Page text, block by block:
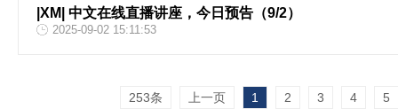
|XM| 中文在线直播讲座，今日预告（9/2）
2025-09-02 15:11:53
253条 上一页 1 2 3 4 5